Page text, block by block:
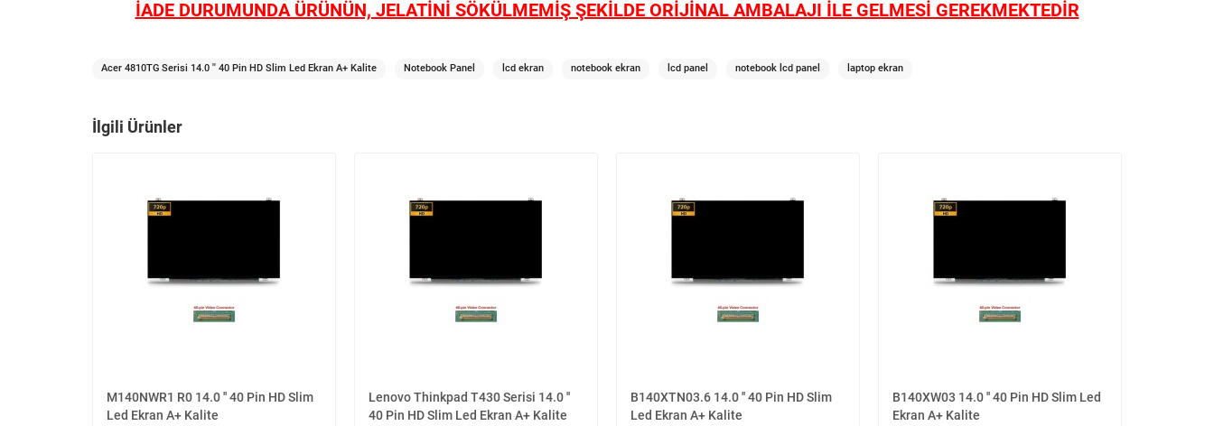
İADE DURUMUNDA ÜRÜNÜN, JELATİNİ SÖKÜLMEMİŞ ŞEKİLDE ORİJİNAL AMBALAJI İLE GELMESİ GEREKMEKTEDİR
Acer 4810TG Serisi 14.0 '' 40 Pin HD Slim Led Ekran A+ Kalite Notebook Panel lcd ekran notebook ekran lcd panel notebook lcd panel laptop ekran
İlgili Ürünler
M140NWR1 R0 14.0 '' 40 Pin HD Slim
Led Ekran A+ Kalite
Lenovo Thinkpad T430 Serisi 14.0 ''
40 Pin HD Slim Led Ekran A+ Kalite
B140XTN03.6 14.0 '' 40 Pin HD Slim
Led Ekran A+ Kalite
B140XW03 14.0 '' 40 Pin HD Slim Led
Ekran A+ Kalite